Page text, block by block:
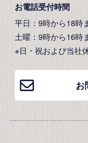
お電話受付時間
平日：9時から18時
土曜：9時から16時
※日・祝および当社
お